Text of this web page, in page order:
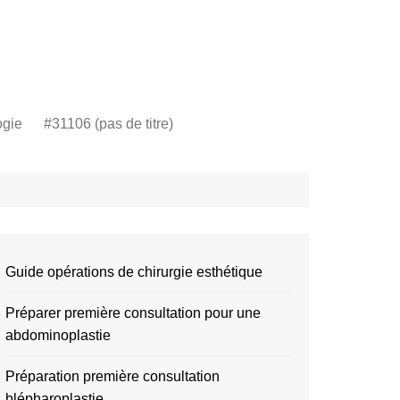
#31106 (pas de titre)
Guide opérations de chirurgie esthétique
Préparer première consultation pour une
abdominoplastie
Préparation première consultation